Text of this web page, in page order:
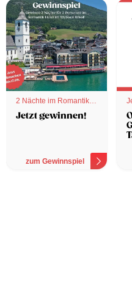
2 Nächte im Romantik
Hotel
Jetzt gewinnen!
zum Gewinnspiel